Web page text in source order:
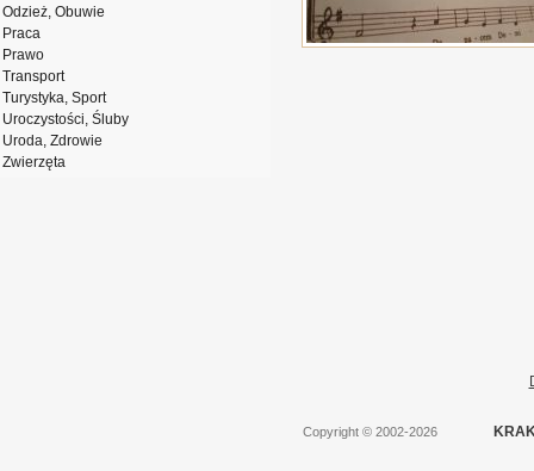
Odzież, Obuwie
Praca
Prawo
Transport
Turystyka, Sport
Uroczystości, Śluby
Uroda, Zdrowie
Zwierzęta
Copyright © 2002-2026